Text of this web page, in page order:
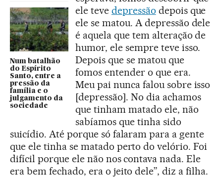
Num batalhão
do Espírito
Santo, entre a
pressão da
família e o
julgamento da
sociedade
ele teve depressão depois que
ele se matou. A depressão dele
é aquela que tem alteração de
humor, ele sempre teve isso.
Depois que se matou que
fomos entender o que era.
Meu pai nunca falou sobre isso
[depressão]. No dia achamos
que tinham matado ele, não
sabíamos que tinha sido
suicídio. Até porque só falaram para a gente
que ele tinha se matado perto do velório. Foi
difícil porque ele não nos contava nada. Ele
era bem fechado, era o jeito dele”, diz a filha.